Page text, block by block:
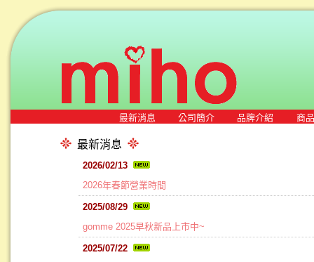
最新消息 公司簡介 品牌介紹 商
最新消息
2026/02/13
2026年春節營業時間
2025/08/29
gomme 2025早秋新品上市中~
2025/07/22